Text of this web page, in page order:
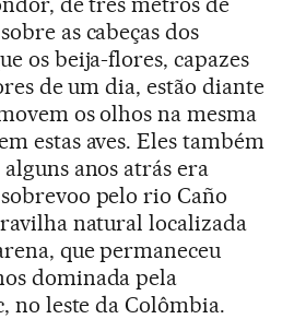
as cabeças dos
os beija-flores, capazes
de um dia, estão diante
os olhos na mesma
estas aves. Eles também
anos atrás era
pelo rio Caño
natural localizada
que permaneceu
dominada pela
no leste da Colômbia.